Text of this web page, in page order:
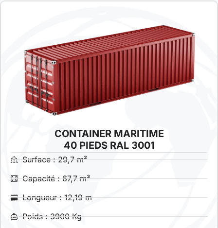
CONTAINER MARITIME
40 PIEDS RAL 3001
Surface : 29,7 m²
Capacité : 67,7 m³
Longueur : 12,19 m
Poids : 3900 Kg